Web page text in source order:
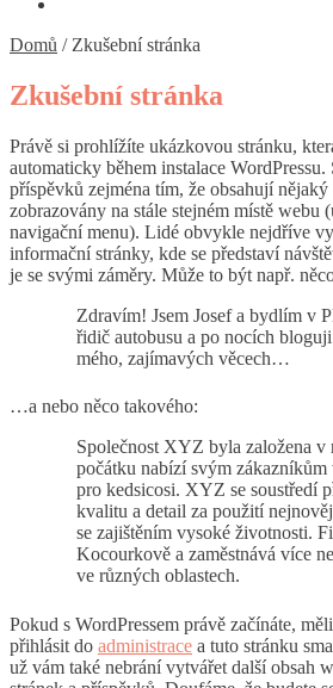
Domů / Zkušební stránka
Zkušební stránka
Právě si prohlížíte ukázkovou stránku,
automaticky během instalace
příspěvků zejména tím, že obsahují
zobrazovány na stále stejném místě webu
navigační menu). Lidé obvykle nejdříve
informační stránky, kde se představí
je se svými záměry. Může to být např.
Zdravím! Jsem Josef a bydlím v
řidič autobusu a po nocích
mého, zajímavých věcech…
…a nebo něco takového:
Společnost XYZ byla založena v
počátku nabízí svým
pro kedsicosi. XYZ se soustředí
kvalitu a detail za použití
se zajištěním vysoké životnosti.
Kocourkově a zaměstnává více
ve různých oblastech.
Pokud s WordPressem právě začínáte,
přihlásit do administrace a tuto stránku
už vám také nebrání vytvářet další obsah